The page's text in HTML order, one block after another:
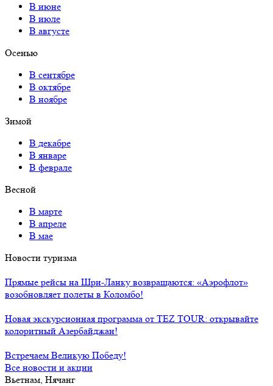
В июне
В июле
В августе
Осенью
В сентябре
В октябре
В ноябре
Зимой
В декабре
В январе
В феврале
Весной
В марте
В апреле
В мае
Новости туризма
Прямые рейсы на Шри-Ланку возвращаются: «Аэрофлот»
возобновляет полеты в Коломбо!
Новая экскурсионная программа от TEZ TOUR: открывайте
колоритный Азербайджан!
Встречаем Великую Победу!
Все новости и акции
Вьетнам, Нячанг